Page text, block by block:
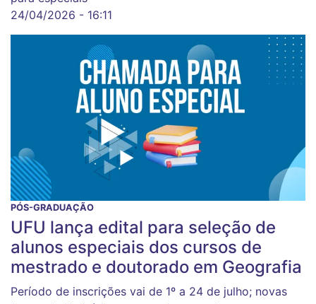
24/04/2026 - 16:11
PÓS-GRADUAÇÃO
UFU lança edital para seleção de
alunos especiais dos cursos de
mestrado e doutorado em Geografia
Período de inscrições vai de 1º a 24 de julho; novas